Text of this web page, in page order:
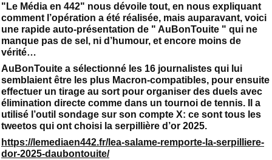
"Le Média en 442" nous dévoile tout, en nous expliquant
comment l’opération a été réalisée, mais auparavant, voici
une rapide auto-présentation de " AuBonTouite " qui ne
manque pas de sel, ni d’humour, et encore moins de
vérité…
AuBonTouite a sélectionné les 16 journalistes qui lui
semblaient être les plus Macron-compatibles, pour ensuite
effectuer un tirage au sort pour organiser des duels avec
élimination directe comme dans un tournoi de tennis. Il a
utilisé l’outil sondage sur son compte X: ce sont tous les
tweetos qui ont choisi la serpillière d’or 2025.
https://lemediaen442.fr/lea-salame-remporte-la-serpilliere-
dor-2025-daubontouite/